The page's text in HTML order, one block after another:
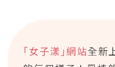
｢女子漾｣網站全新